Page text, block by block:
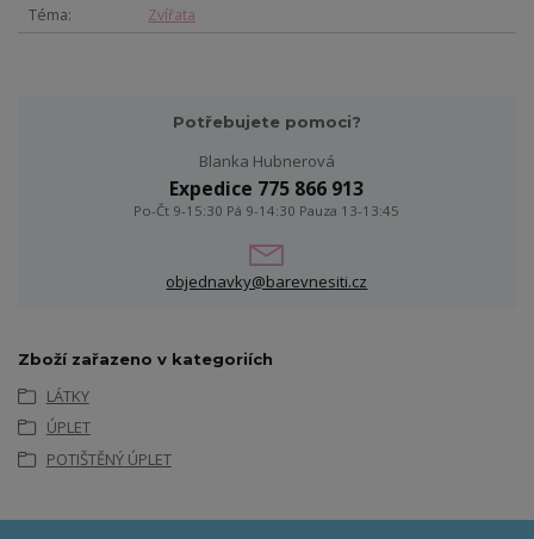
Téma
Zvířata
Potřebujete pomoci?
Blanka Hubnerová
Expedice 775 866 913
Po-Čt 9-15:30 Pá 9-14:30 Pauza 13-13:45
objednavky@barevnesiti.cz
Zboží zařazeno v kategoriích
LÁTKY
ÚPLET
POTIŠTĚNÝ ÚPLET